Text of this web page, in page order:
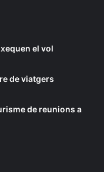
el vol
de viatgers
de reunions a